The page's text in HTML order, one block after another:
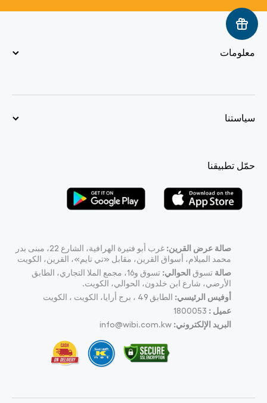
معلومات
سياستنا
حمّل تطبيقنا
صالة عرض القرين:
غرب أبو فتيرة الهرافية، الشارع 22، مبنى بدر
محمد الميلام، أسواق القرين، مقابل «تي تايم»، القرين، الكويت
صالة تسوق الحوالي:
تسوق و16، مجمع الملا التجاري، الطابق
الأرضي، شارع ابن خلدون، الحوالي، الكويت.
أوفيس الرئيسي: الطابق 49 ، برج أرايا، الكويت ، الكويت
عميل : 1800053
البريد الإلكتروني: info@wibi.com.kw